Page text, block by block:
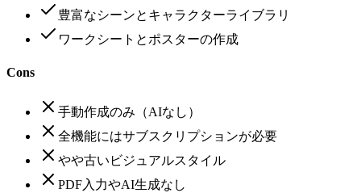
豊富なシーンとキャラクターライブラリ
ワークシートとポスターの作成
Cons
手動作成のみ（AIなし）
全機能にはサブスクリプションが必要
やや古いビジュアルスタイル
PDF入力やAI生成なし